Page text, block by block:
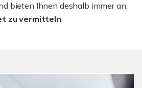
bieten Ihnen deshalb immer an,
zu vermitteln.